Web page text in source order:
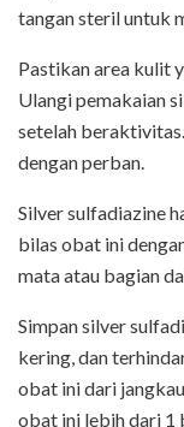
tangan steril untuk
Pastikan area kulit
Ulangi pemakaian
setelah
dengan perban.
Silver sulfadiazine
bilas obat ini
mata atau bagian
Simpan silver
kering, dan
obat ini dari
obat ini lebih dari 1